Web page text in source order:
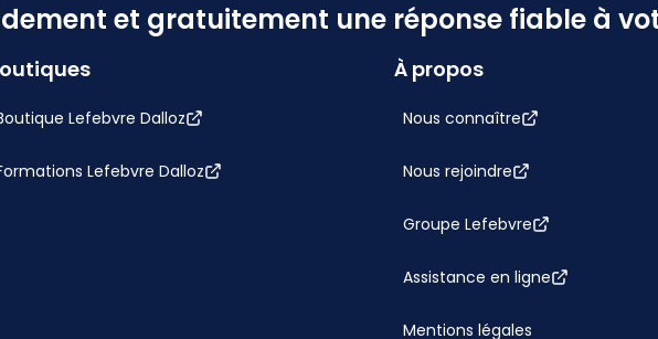
et gratuitement une réponse fiable à
Lefebvre Dalloz
Lefebvre Dalloz
À propos
Nous connaître
Nous rejoindre
Groupe Lefebvre
Assistance en ligne
Mentions légales